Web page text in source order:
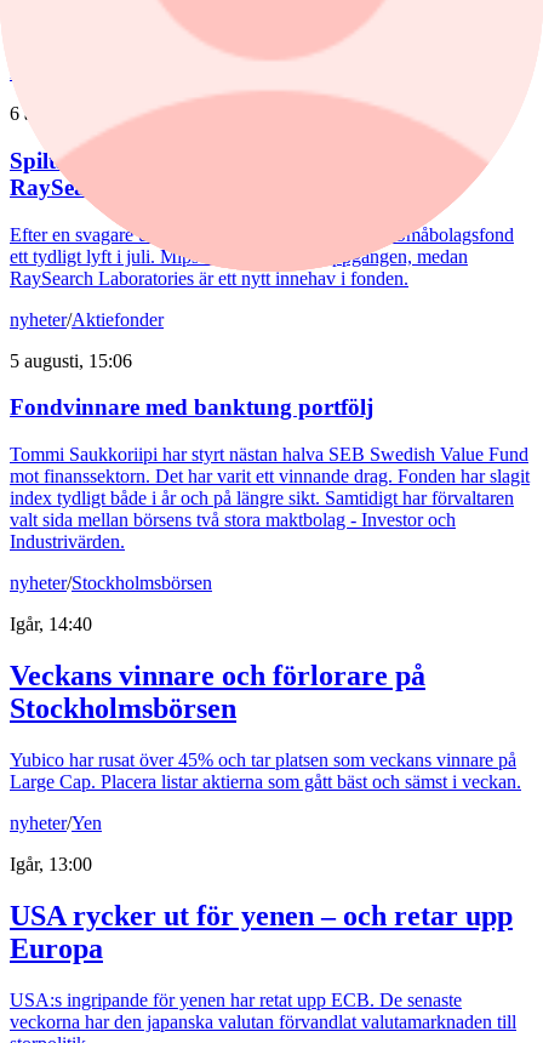
Joakim Agerback och Shayan Heidari går nu försvarssektorn in i en
6 augusti, 14:51
Spiltan Småbolagsfond lyfte i juli – tar in
RaySearch
Efter en svagare utveckling hittills i år fick Spiltan Småbolagsfond
ett tydligt lyft i juli. Mips bidrog mest till uppgången, medan
RaySearch Laboratories är ett nytt innehav i fonden.
nyheter/Aktiefonder
5 augusti, 15:06
Fondvinnare med banktung portfölj
Tommi Saukkoriipi har styrt nästan halva SEB Swedish Value Fund
mot finanssektorn. Det har varit ett vinnande drag. Fonden har slagit
index tydligt både i år och på längre sikt. Samtidigt har förvaltaren
valt sida mellan börsens två stora maktbolag - Investor och
Industrivärden.
nyheter/Stockholmsbörsen
Igår, 14:40
Veckans vinnare och förlorare på
Stockholmsbörsen
Yubico har rusat över 45% och tar platsen som veckans vinnare på
Large Cap. Placera listar aktierna som gått bäst och sämst i veckan.
nyheter/Yen
Igår, 13:00
USA rycker ut för yenen – och retar upp
Europa
USA:s ingripande för yenen har retat upp ECB. De senaste
veckorna har den japanska valutan förvandlat valutamarknaden till